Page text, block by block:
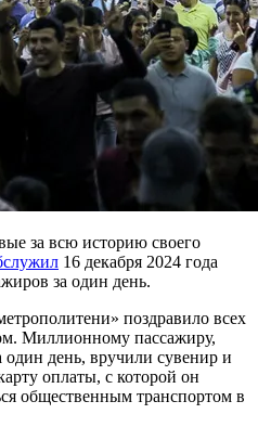
за всю историю своего
16 декабря 2024 года
за один день.
поздравило всех
Миллионному пассажиру,
один день, вручили сувенир и
оплаты, с которой он
общественным транспортом в